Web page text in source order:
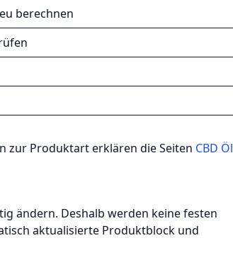
berechnen
zur Produktart erklären die Seiten CBD Öl
ändern. Deshalb werden keine festen
aktualisierte Produktblock und